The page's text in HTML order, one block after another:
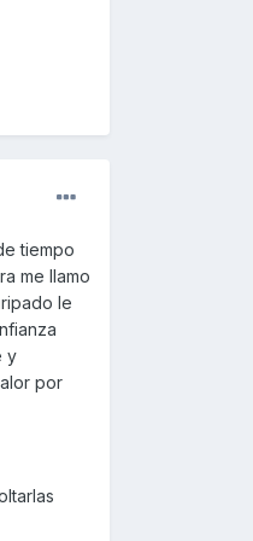
tiempo
me llamo
le
y
por